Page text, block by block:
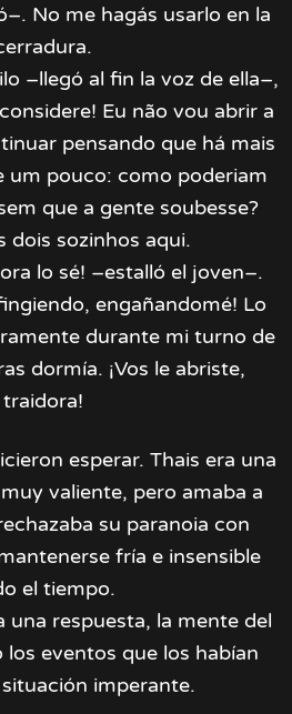
No me hagás usarlo en la
–llegó al fin la voz de ella–,
Eu não vou abrir a
pensando que há mais
um pouco: como poderiam
que a gente soubesse?
dois sozinhos aqui.
lo sé! –estalló el joven–.
engañandomé! Lo
durante mi turno de
dormía. ¡Vos le abriste,
traidora!
esperar. Thais era una
valiente, pero amaba a
su paranoia con
fría e insensible
el tiempo.
una respuesta, la mente del
eventos que los habían
imperante.